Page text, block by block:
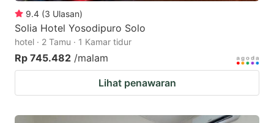
9.4 (3 Ulasan)
Solia Hotel Yosodipuro Solo
hotel · 2 Tamu · 1 Kamar tidur
Rp 745.482 /malam
Lihat penawaran